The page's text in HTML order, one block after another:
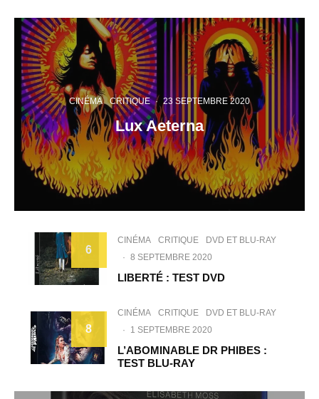
CINÉMA CRITIQUE · 23 SEPTEMBRE 2020
Lux Aeterna
6
CINÉMA CRITIQUE
DVD ET BLU-RAY
· 8 SEPTEMBRE 2020
LIBERTÉ : TEST DVD
8
CINÉMA CRITIQUE
DVD ET BLU-RAY
·
1 SEPTEMBRE 2020
L’ABOMINABLE DR PHIBES :
TEST BLU-RAY